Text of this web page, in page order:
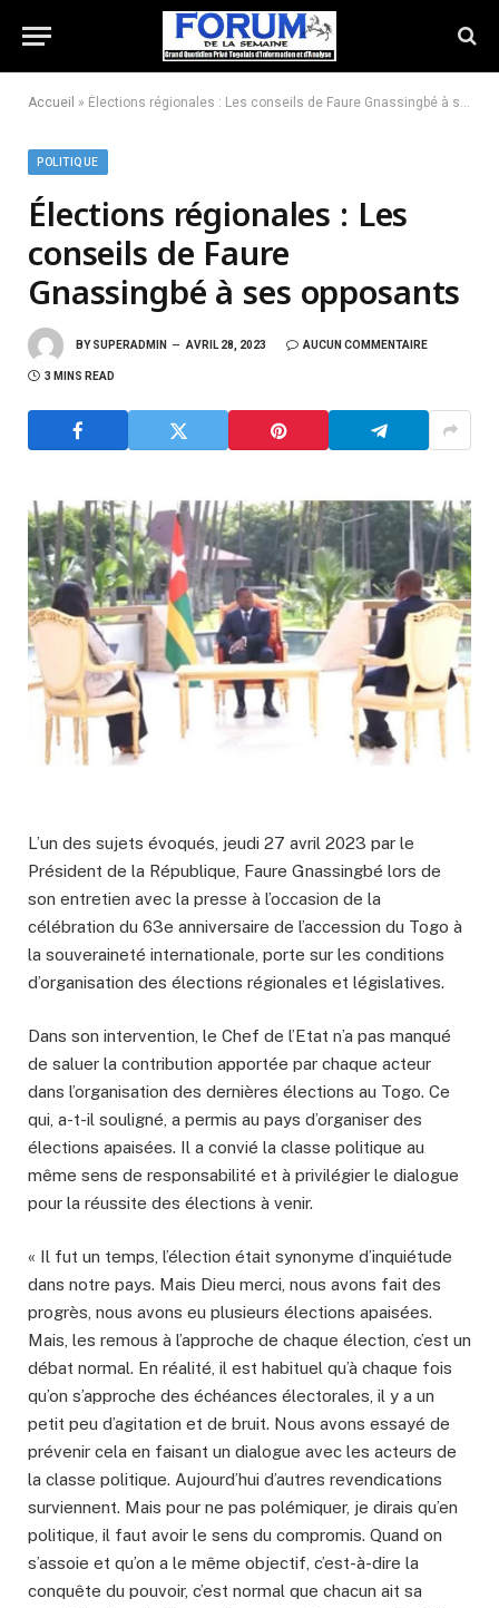
Accueil » Élections régionales : Les conseils de Faure Gnassingbé à ses opposants
POLITIQUE
Élections régionales : Les
conseils de Faure
Gnassingbé à ses opposants
BY SUPERADMIN AVRIL 28, 2023 AUCUN COMMENTAIRE
3 MINS READ
L’un des sujets évoqués, jeudi 27 avril 2023 par le
Président de la République, Faure Gnassingbé lors de
son entretien avec la presse à l’occasion de la
célébration du 63e anniversaire de l’accession du Togo à
la souveraineté internationale, porte sur les conditions
d’organisation des élections régionales et législatives.
Dans son intervention, le Chef de l’Etat n’a pas manqué
de saluer la contribution apportée par chaque acteur
dans l’organisation des dernières élections au Togo. Ce
qui, a-t-il souligné, a permis au pays d’organiser des
élections apaisées. Il a convié la classe politique au
même sens de responsabilité et à privilégier le dialogue
pour la réussite des élections à venir.
« Il fut un temps, l’élection était synonyme d’inquiétude
dans notre pays. Mais Dieu merci, nous avons fait des
progrès, nous avons eu plusieurs élections apaisées.
Mais, les remous à l’approche de chaque élection, c’est un
débat normal. En réalité, il est habituel qu’à chaque fois
qu’on s’approche des échéances électorales, il y a un
petit peu d’agitation et de bruit. Nous avons essayé de
prévenir cela en faisant un dialogue avec les acteurs de
la classe politique. Aujourd’hui d’autres revendications
surviennent. Mais pour ne pas polémiquer, je dirais qu’en
politique, il faut avoir le sens du compromis. Quand on
s’assoie et qu’on a le même objectif, c’est-à-dire la
conquête du pouvoir, c’est normal que chacun ait sa